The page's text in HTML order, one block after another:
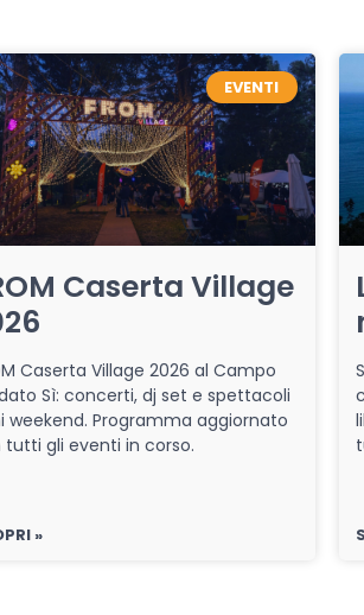
EVENTI
Caserta Village
Caserta Village 2026 al Campo
Sì: concerti, dj set e spettacoli
weekend. Programma aggiornato
tutti gli eventi in corso.
»